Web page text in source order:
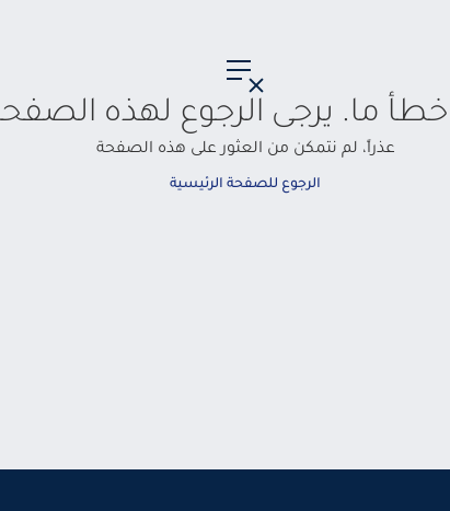
ما. يرجى الرجوع لهذه
عذراً، لم نتمكن من العثور على هذه الصفحة
الرجوع للصفحة الرئيسية